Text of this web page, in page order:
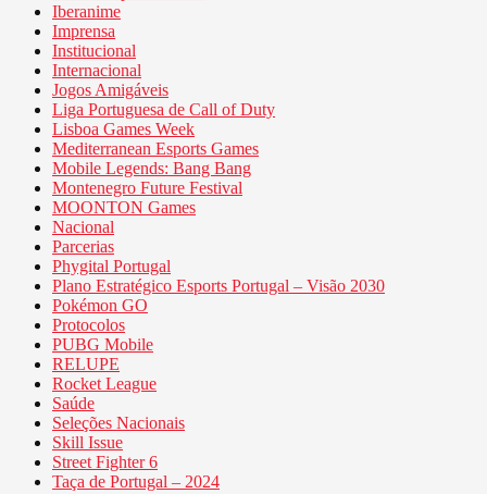
Iberanime
Imprensa
Institucional
Internacional
Jogos Amigáveis
Liga Portuguesa de Call of Duty
Lisboa Games Week
Mediterranean Esports Games
Mobile Legends: Bang Bang
Montenegro Future Festival
MOONTON Games
Nacional
Parcerias
Phygital Portugal
Plano Estratégico Esports Portugal – Visão 2030
Pokémon GO
Protocolos
PUBG Mobile
RELUPE
Rocket League
Saúde
Seleções Nacionais
Skill Issue
Street Fighter 6
Taça de Portugal – 2024